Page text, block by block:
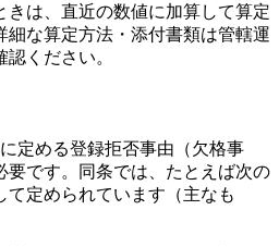
きは、直近の数値に加算して算定
細な算定方法・添付書類は管轄運
ください。
定める登録拒否事由（欠格事
要です。同条では、たとえば次の
て定められています（主なも